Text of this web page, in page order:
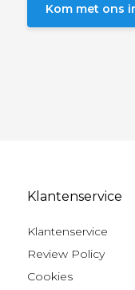
Kom met ons
Klantenservice
Klantenservice
Review Policy
Cookies